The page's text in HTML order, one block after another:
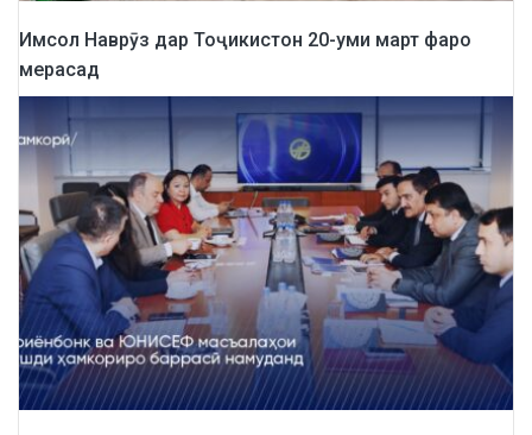
Имсол Наврӯз дар Тоҷикистон 20-уми март фаро
мерасад